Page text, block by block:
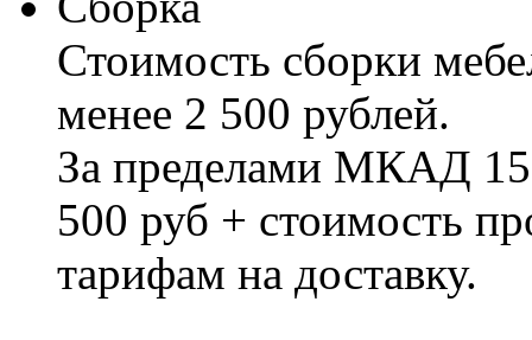
Стоимость сборки
менее 2 500 рублей.
За пределами МКАД
500 руб + стоимость
тарифам на доставку.